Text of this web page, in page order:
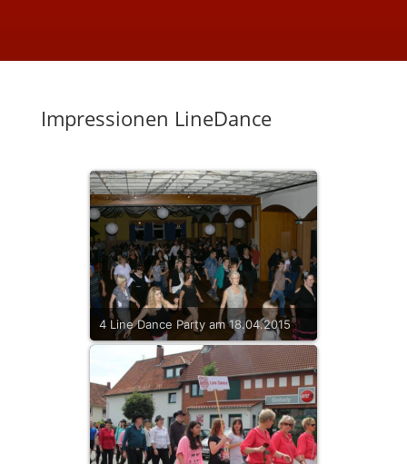
Impressionen LineDance
4 Line Dance Party am 18.04.2015